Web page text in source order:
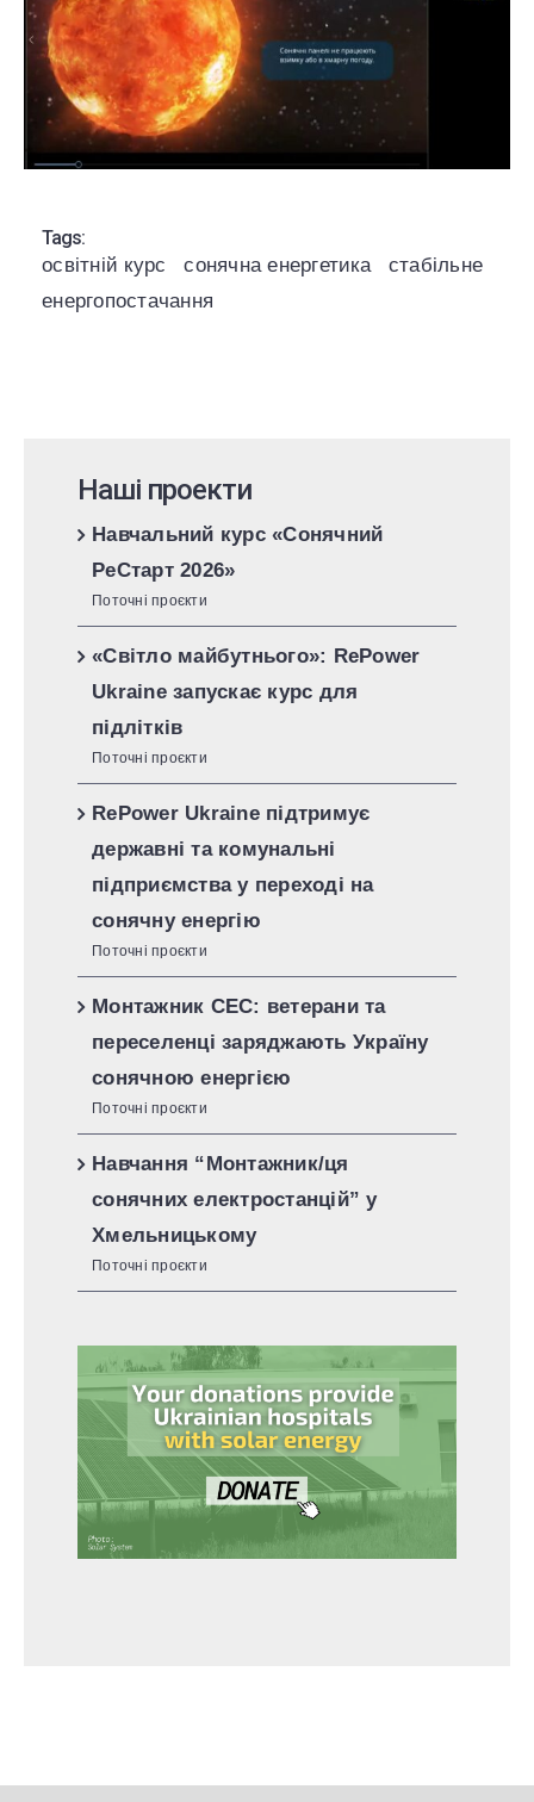
Tags:
освітній курс
сонячна енергетика
стабільне
енергопостачання
Наші проекти
Навчальний курс «Сонячний
РеСтарт 2026»
Поточні проєкти
«Світло майбутнього»: RePower
Ukraine запускає курс для
підлітків
Поточні проєкти
RePower Ukraine підтримує
державні та комунальні
підприємства у переході на
сонячну енергію
Поточні проєкти
Монтажник СЕС: ветерани та
переселенці заряджають Україну
сонячною енергією
Поточні проєкти
Навчання “Монтажник/ця
сонячних електростанцій” у
Хмельницькому
Поточні проєкти